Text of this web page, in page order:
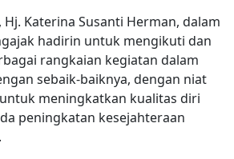
Hj. Katerina Susanti Herman, dalam
hadirin untuk mengikuti dan
rangkaian kegiatan dalam
sebaik-baiknya, dengan niat
meningkatkan kualitas diri
peningkatan kesejahteraan